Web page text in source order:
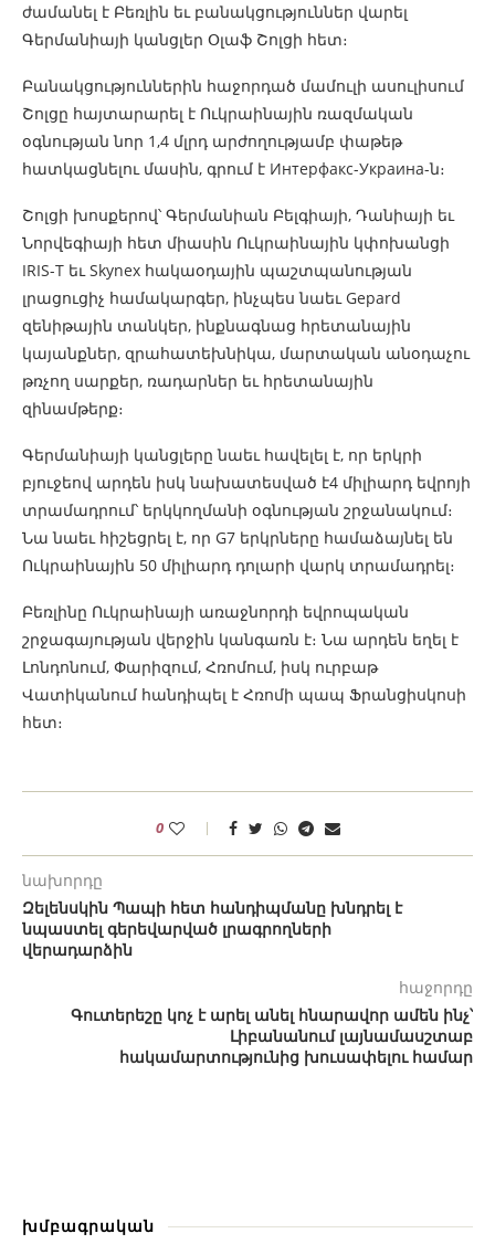
ժամանել է Բեռլին եւ բանակցություններ վարել
Գերմանիայի կանցլեր Օլաֆ Շոլցի հետ։
Բանակցություններին հաջորդած մամուլի ասուլիսում
Շոլցը հայտարարել է Ուկրաինային ռազմական
օգնության նոր 1,4 մլրդ արժողությամբ փաթեթ
հատկացնելու մասին, գրում է Интерфакс-Украина-ն։
Շոլցի խոսքերով՝ Գերմանիան Բելգիայի, Դանիայի եւ
Նորվեգիայի հետ միասին Ուկրաինային կփոխանցի
IRIS-T եւ Skynex հակաօդային պաշտպանության
լրացուցիչ համակարգեր, ինչպես նաեւ Gepard
զենիթային տանկեր, ինքնագնաց հրետանային
կայանքներ, զրահատեխնիկա, մարտական ​​անօդաչու
թռչող սարքեր, ռադարներ եւ հրետանային
զինամթերք։
Գերմանիայի կանցլերը նաեւ հավելել է, որ երկրի
բյուջեով արդեն իսկ նախատեսված է4 միլիարդ եվրոյի
տրամադրում՝ երկկողմանի օգնության շրջանակում։
Նա նաեւ հիշեցրել է, որ G7 երկրները համաձայնել են
Ուկրաինային 50 միլիարդ դոլարի վարկ տրամադրել։
Բեռլինը Ուկրաինայի առաջնորդի եվրոպական
շրջագայության վերջին կանգառն է։ Նա արդեն եղել է
Լոնդոնում, Փարիզում, Հռոմում, իսկ ուրբաթ
Վատիկանում հանդիպել է Հռոմի պապ Ֆրանցիսկոսի
հետ։
0
նախորդը
Զելենսկին Պապի հետ հանդիպմանը խնդրել է
նպաստել գերեվարված լրագրողների
վերադարձին
հաջորդը
Գուտերեշը կոչ է արել անել հնարավոր ամեն ինչ՝
Լիբանանում լայնամասշտաբ
հակամարտությունից խուսափելու համար
խմբագրական